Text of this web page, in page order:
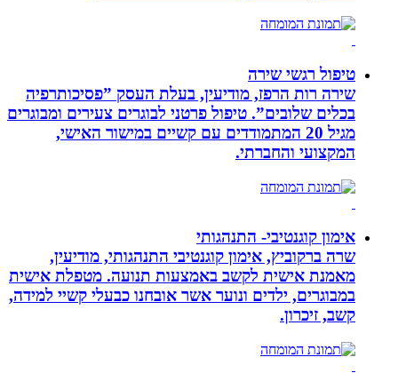
טיפול רגשי שירה
שירה רות הרפז, מודיעין, בעלת העסק ”פסיכותרפיה
בכלים שלובים”. טיפול פרטני לבוגרים צעירים ומבוגרים
מגיל 20 המתמודדים עם קשיים במישור האישי,
המקצועי והחברתי.
אימון קוגנטיבי- התנהגותי
שרה ברקוביץ, אימון קוגנטיבי התנהגותי, מודיעין,
מאמנת אישית לקשב באמצעות תנועה. מטפלת אישית
במבוגרים, ילדים ונוער אשר אובחנו כבעלי קשיי למידה,
קשב, זיכרון.